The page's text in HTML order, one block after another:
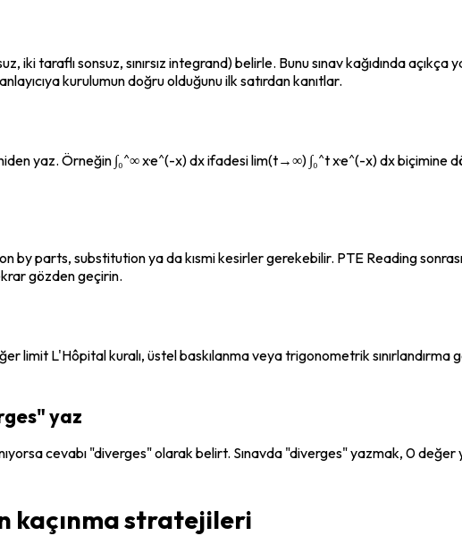
iki taraflı sonsuz, sınırsız integrand) belirle. Bunu sınav kağıdında
kurulumun doğru olduğunu ilk satırdan kanıtlar.
yaz. Örneğin ∫₀^∞ x·e^(-x) dx ifadesi lim(t→∞) ∫₀^t x·e^(-x) dx biçimine
parts, substitution ya da kısmi kesirler gerekebilir. PTE Reading
gözden geçirin.
limit L'Hôpital kuralı, üstel baskılanma veya trigonometrik sınırlandırma
yaz
cevabı "diverges" olarak belirt. Sınavda "diverges" yazmak, 0
kaçınma stratejileri